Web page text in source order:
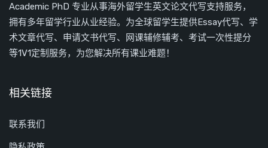
Academic PhD 专业从事海外留学生英文论文代写支持服务，
拥有多年留学行业从业经验。为全球留学生提供Essay代写、学
术文章代写、申请文书代写、网课辅修辅考、考试一次性提分
等1V1定制服务，为您解决所有课业难题！
相关链接
联系我们